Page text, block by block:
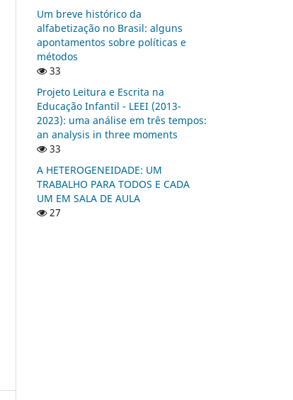
Um breve histórico da
alfabetização no Brasil: alguns
apontamentos sobre políticas e
métodos
33
Projeto Leitura e Escrita na
Educação Infantil - LEEI (2013-
2023): uma análise em três tempos:
an analysis in three moments
33
A HETEROGENEIDADE: UM
TRABALHO PARA TODOS E CADA
UM EM SALA DE AULA
27